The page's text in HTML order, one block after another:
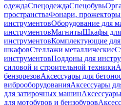
одеждаСпецодеждаСпецобувь
пространстваФонари, прожекторы
инструментовОборудование для
инструментовМагнитыШкафы для
инструментовКомплектующие
шкафовСтеллажи металлические
инструментовПоддоны для
силовой и строительной техники
бензорезовАксессуары для
виброоборудованияАксессуары
для затирочных машин
для мотобуров и бензобуров